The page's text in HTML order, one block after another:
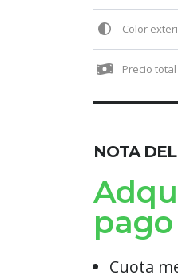
Color
Precio total
NOTA
Cuota